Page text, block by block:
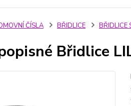
ČÍSLA BŘIDLICE BŘIDLICE
Břidlice